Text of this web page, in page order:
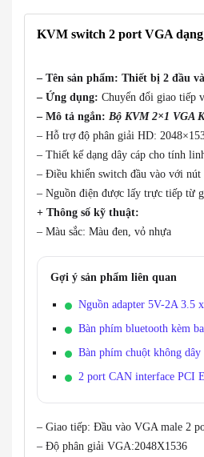
KVM switch 2 port VGA
– Tên sản phẩm: Thiết bị 2 đầu
– Ứng dụng: Chuyển đổi giao tiếp
– Mô tả ngắn: Bộ KVM 2×1 VGA
– Hỗ trợ độ phân giải HD:
– Thiết kế dạng dây cáp cho tính
– Điều khiển switch đầu vào với
– Nguồn điện được lấy trực tiếp từ
+ Thông số kỹ thuật:
– Màu sắc: Màu đen, vỏ nhựa
Gợi ý sản phẩm liên quan
Nguồn adapter 5V-2A 3.5
Bàn phím bluetooth kèm
Bàn phím chuột không dây
2 port CAN interface PCI
– Giao tiếp: Đầu vào VGA male 2
– Độ phân giải VGA:2048X1536